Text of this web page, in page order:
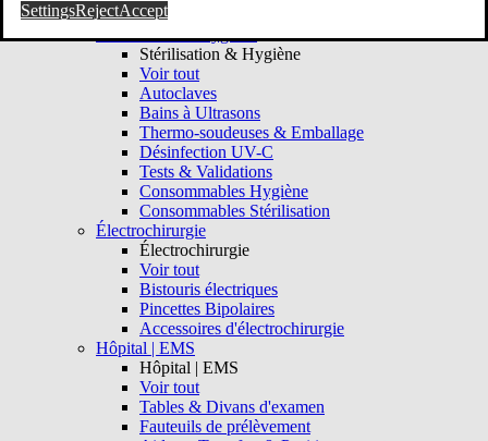
Consommables Gynécologie
Stérilisation & Hygiène
Stérilisation & Hygiène
Voir tout
Autoclaves
Bains à Ultrasons
Thermo-soudeuses & Emballage
Désinfection UV-C
Tests & Validations
Consommables Hygiène
Consommables Stérilisation
Électrochirurgie
Électrochirurgie
Voir tout
Bistouris électriques
Pincettes Bipolaires
Accessoires d'électrochirurgie
Hôpital | EMS
Hôpital | EMS
Voir tout
Tables & Divans d'examen
Fauteuils de prélèvement
SettingsRejectAccept